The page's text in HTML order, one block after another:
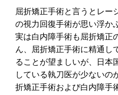
屈折矯正手術と言うとレー
の視力回復手術が思い浮か
実は白内障手術も屈折矯正
ん、屈折矯正手術に精通し
ることが望ましいが、日本
している執刀医が少ないの
折矯正手術および白内障手